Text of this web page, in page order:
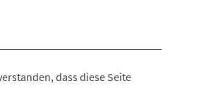
dass diese Seite